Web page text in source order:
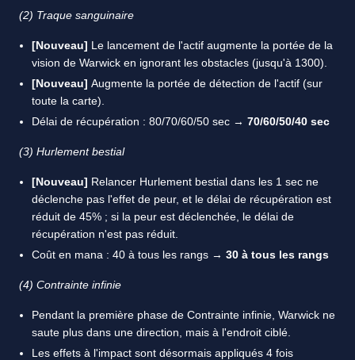
(2) Traque sanguinaire
[Nouveau] Le lancement de l'actif augmente la portée de la
vision de Warwick en ignorant les obstacles (jusqu'à 1300).
[Nouveau] Augmente la portée de détection de l'actif (sur
toute la carte).
Délai de récupération : 80/70/60/50 sec → 70/60/50/40 sec
(3) Hurlement bestial
[Nouveau] Relancer Hurlement bestial dans les 1 sec ne
déclenche pas l'effet de peur, et le délai de récupération est
réduit de 45% ; si la peur est déclenchée, le délai de
récupération n'est pas réduit.
Coût en mana : 40 à tous les rangs → 30 à tous les rangs
(4) Contrainte infinie
Pendant la première phase de Contrainte infinie, Warwick ne
saute plus dans une direction, mais à l'endroit ciblé.
Les effets à l'impact sont désormais appliqués 4 fois